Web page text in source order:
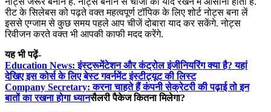
रीट के सिलेबस को पढ़ते वक्त महत्वपूर्ण टॉपिक के लिए शोर्ट नोट्स बना लें
इससे एग्जाम से कुछ समय पहले आप चीजें दोबारा याद कर सकेंगे. नोट्स
रिवीजन करते वक्त भी आपकी काफी मदद करेंगे.
यह भी पढ़ें-
Education News: इंस्ट्रूमेंटेशन और कंट्रोल इंजीनियरिंग क्या है? यहां
देखिए इस कोर्स के लिए बेस्ट गवर्नमेंट इंस्टीट्यूट की लिस्ट
Company Secretary: करना चाहते हैं कंपनी सेक्रेटरी की पढ़ाई तो इन
बातों का रखना होगा ध्यानसैलरी पैकेज कितना मिलेगा?